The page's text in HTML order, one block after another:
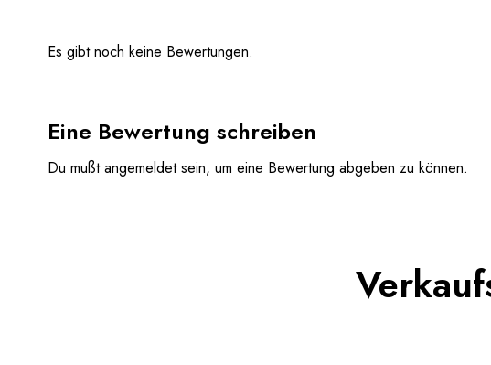
Es gibt noch keine Bewertungen.
Eine Bewertung schreiben
Du mußtangemeldetsein, um eine Bewertung abgeben zu können.